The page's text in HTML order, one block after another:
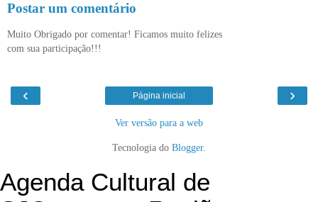
Postar um comentário
Muito Obrigado por comentar! Ficamos muito felizes
com sua participação!!!
‹ ›
Página inicial
Ver versão para a web
Tecnologia do Blogger.
Agenda Cultural de